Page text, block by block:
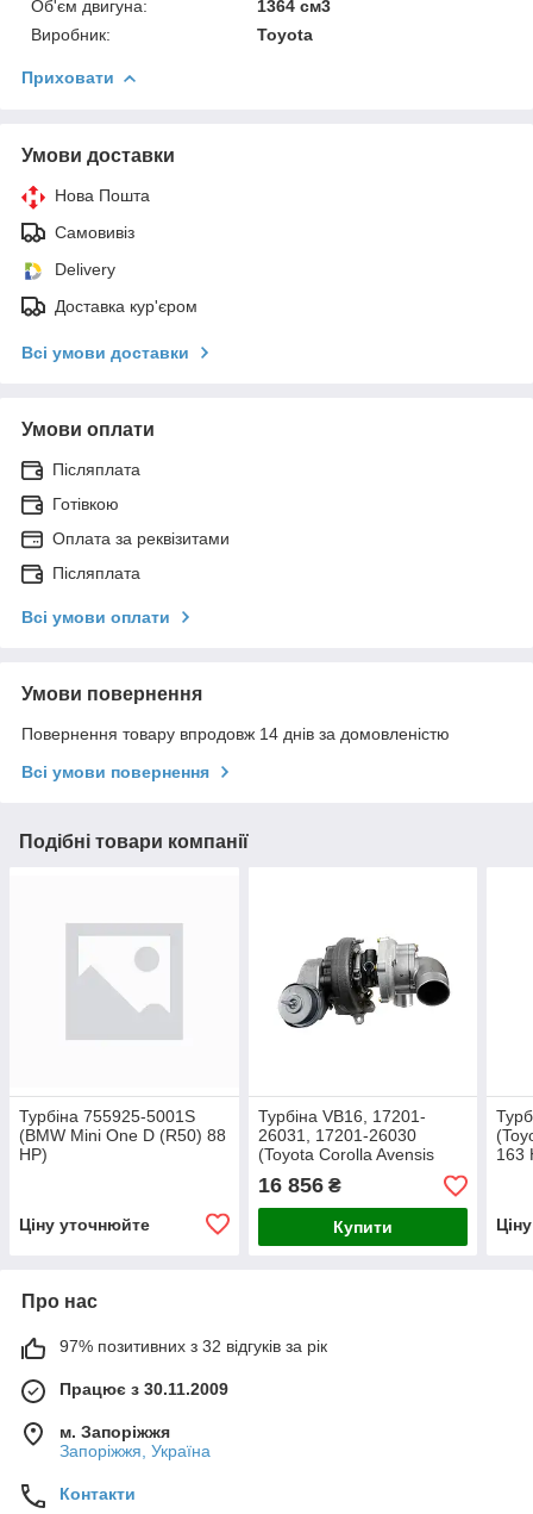
Об'єм двигуна:
1364 см3
Виробник:
Toyota
Приховати
Умови доставки
Нова Пошта
Самовивіз
Delivery
Доставка кур'єром
Всі умови доставки
Умови оплати
Післяплата
Готівкою
Оплата за реквізитами
Післяплата
Всі умови оплати
Умови повернення
Повернення товару впродовж 14 днів за домовленістю
Всі умови повернення
Подібні товари компанії
Турбіна 755925-5001S
(BMW Mini One D (R50) 88
HP)
Ціну уточнюйте
Турбіна VB16, 17201-
26031, 17201-26030
(Toyota Corolla Avensis
RAV4 Auris 2.2 D-4D, 2AD-
FHV, 177 HP)
16 856₴
Купити
163
Про нас
97% позитивних з 32 відгуків за рік
Працює з 30.11.2009
м. Запоріжжя
Запоріжжя, Україна
Контакти